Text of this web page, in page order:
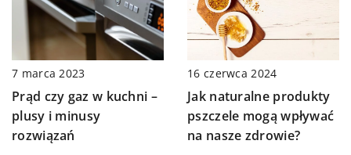
7 marca 2023
Prąd czy gaz w kuchni –
plusy i minusy
rozwiązań
16 czerwca 2024
Jak naturalne produkty
pszczele mogą wpływać
na nasze zdrowie?